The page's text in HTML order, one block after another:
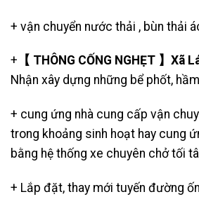
+ vận chuyển nước thải , bùn thải
+ 【 THÔNG CỐNG NGHẸT 】Xã
Nhận xây dựng những bể phốt,
+ cung ứng nhà cung cấp vận
trong khoảng sinh hoạt hay cung
bằng hệ thống xe chuyên chở tối
+ Lắp đặt, thay mới tuyến đường